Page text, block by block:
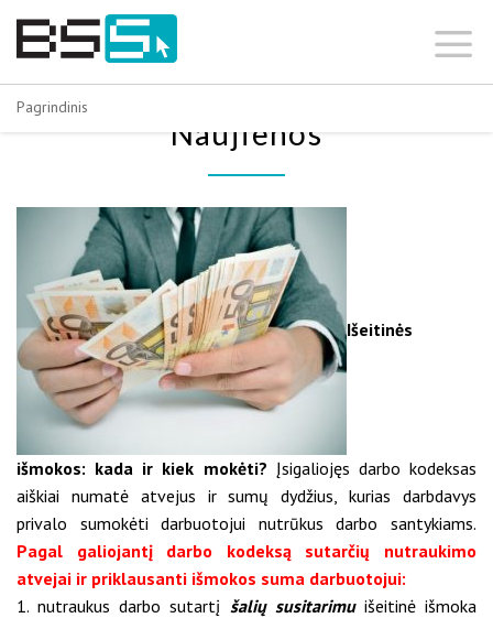
Skip
Pagrindinis
Naujienos
Išeitinės
išmokos: kada ir kiek mokėti? Įsigaliojęs darbo kodeksas
aiškiai numatė atvejus ir sumų dydžius, kurias darbdavys
privalo sumokėti darbuotojui nutrūkus darbo santykiams.
Pagal galiojantį darbo kodeksą sutarčių nutraukimo
atvejai ir priklausanti išmokos suma darbuotojui:
1. nutraukus darbo sutartį šalių susitarimuišeitinė išmoka